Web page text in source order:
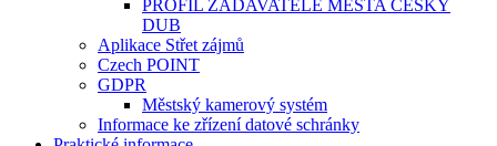
PROFIL ZADAVATELE MĚSTA ČESKÝ
DUB
Aplikace Střet zájmů
Czech POINT
GDPR
Městský kamerový systém
Informace ke zřízení datové schránky